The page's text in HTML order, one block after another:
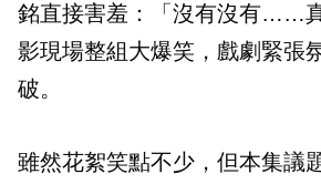
銘直接害羞：「沒有沒有……
影現場整組大爆笑，戲劇緊張
破。
雖然花絮笑點不少，但本集議